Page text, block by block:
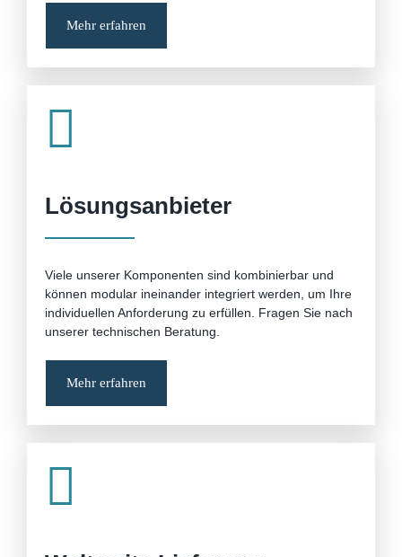
Mehr erfahren
Lösungsanbieter
Viele unserer Komponenten sind kombinierbar und
können modular ineinander integriert werden, um Ihre
individuellen Anforderung zu erfüllen. Fragen Sie nach
unserer technischen Beratung.
Mehr erfahren